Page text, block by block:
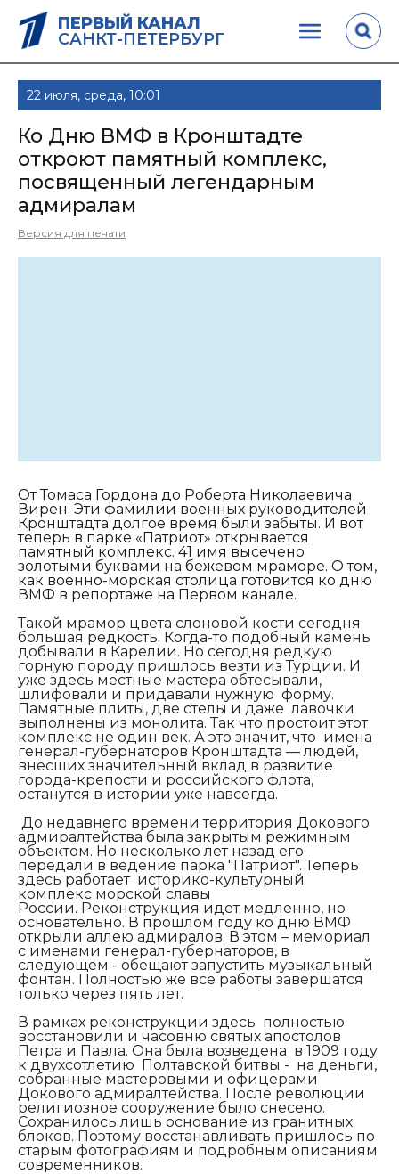
ПЕРВЫЙ КАНАЛ
САНКТ-ПЕТЕРБУРГ
22 июля, среда, 10:01
Ко Дню ВМФ в Кронштадте
откроют памятный комплекс,
посвященный легендарным
адмиралам
Версия для печати
От Томаса Гордона до Роберта Николаевича
Вирен. Эти фамилии военных руководителей
Кронштадта долгое время были забыты. И вот
теперь в парке «Патриот» открывается
памятный комплекс. 41 имя высечено
золотыми буквами на бежевом мраморе. О том,
как военно-морская столица готовится ко дню
ВМФ в репортаже на Первом канале.
Такой мрамор цвета слоновой кости сегодня
большая редкость. Когда-то подобный камень
добывали в Карелии. Но сегодня редкую
горную породу пришлось везти из Турции. И
уже здесь местные мастера обтесывали,
шлифовали и придавали нужную форму.
Памятные плиты, две стелы и даже лавочки
выполнены из монолита. Так что простоит этот
комплекс не один век. А это значит, что имена
генерал-губернаторов Кронштадта — людей,
внесших значительный вклад в развитие
города-крепости и российского флота,
останутся в истории уже навсегда.
До недавнего времени территория Докового
адмиралтейства была закрытым режимным
объектом. Но несколько лет назад его
передали в ведение парка "Патриот". Теперь
здесь работает историко-культурный
комплекс морской славы
России. Реконструкция идет медленно, но
основательно. В прошлом году ко дню ВМФ
открыли аллею адмиралов. В этом – мемориал
с именами генерал-губернаторов, в
следующем - обещают запустить музыкальный
фонтан. Полностью же все работы завершатся
только через пять лет.
В рамках реконструкции здесь полностью
восстановили и часовню святых апостолов
Петра и Павла. Она была возведена в 1909 году
к двухсотлетию Полтавской битвы - на деньги,
собранные мастеровыми и офицерами
Докового адмиралтейства. После революции
религиозное сооружение было снесено.
Сохранилось лишь основание из гранитных
блоков. Поэтому восстанавливать пришлось по
старым фотографиям и подробным описаниям
современников.